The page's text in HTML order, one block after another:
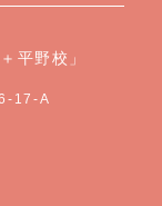
平野校」
17-A